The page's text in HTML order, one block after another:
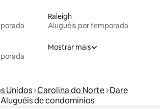
Raleigh
Aluguéis por temporada
Mostrar mais
Unidos Carolina do Norte Dare
Aluguéis de condomínios